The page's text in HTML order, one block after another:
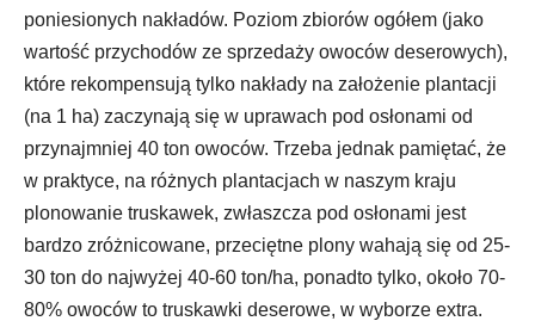
poniesionych nakładów. Poziom zbiorów ogółem (jako
wartość przychodów ze sprzedaży owoców deserowych),
które rekompensują tylko nakłady na założenie plantacji
(na 1 ha) zaczynają się w uprawach pod osłonami od
przynajmniej 40 ton owoców. Trzeba jednak pamiętać, że
w praktyce, na różnych plantacjach w naszym kraju
plonowanie truskawek, zwłaszcza pod osłonami jest
bardzo zróżnicowane, przeciętne plony wahają się od 25-
30 ton do najwyżej 40-60 ton/ha, ponadto tylko, około 70-
80% owoców to truskawki deserowe, w wyborze extra.